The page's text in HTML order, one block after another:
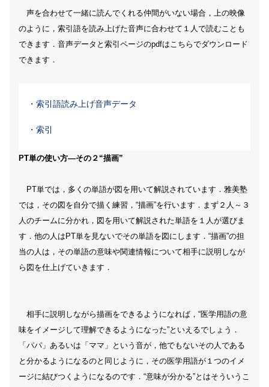
声を合わせて一緒に読んでくれる仲間がいない場合，上の映像
のように，索引語を読み上げた音声に合わせて１人で読むことも
できます．音声データと索引ページのpdfはこちらでダウンロード
できます．
・索引語読み上げ音声データ
・索引
PT単の使い方―その２“描画”
PT単では，多くの単語が図を用いて解説されています．雅美塾
では，その図を自分で描く練習，“描画”を行います．まず２人～３
人のチームに分かれ，図を用いて解説された単語を１人が選びま
す．他の人はPT単を見ないでその単語を図にします．“描画”の担
当の人は，その単語の意味や関連情報について相手に説明しなが
ら図を仕上げていきます．
相手に説明しながら描画をできるようになれば，“医学用語の意
味をイメージして理解できるようになった”といえるでしょう．
「パパ」あるいは「ママ」という音が，他でもないその人である
と分かるようになるのと同じように，その医学用語が１つのイメ
ージに結びつくようになるのです．“意味が分かる”とはそういうこ